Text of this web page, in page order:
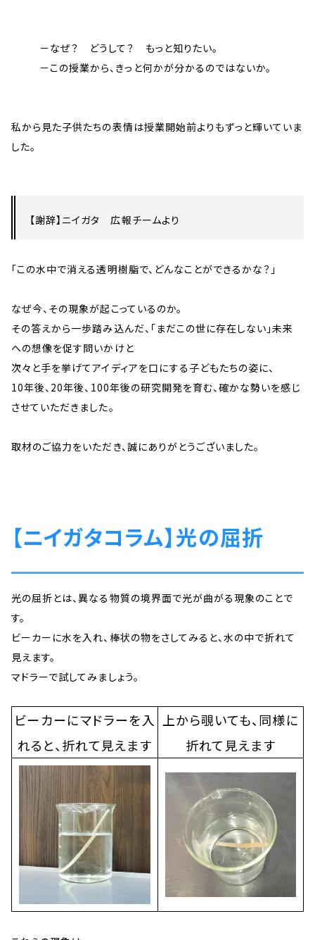
－なぜ？ どうして？ もっと知りたい。
－この授業から、きっと何かが分かるのではないか。
私から見た子供たちの表情は授業開始前よりもずっと輝いていま
した。
【謝辞】ニイガタ 広報チームより
「この水中で消える透明樹脂で、どんなことができるかな？」
なぜ今、その現象が起こっているのか。
その答えから一歩踏み込んだ、「まだこの世に存在しない」未来
への想像を促す問いかけと
次々と手を挙げてアイディアを口にする子どもたちの姿に、
10年後、20年後、100年後の研究開発を育む、確かな勢いを感じ
させていただきました。
取材のご協力をいただき、誠にありがとうございました。
【ニイガタコラム】光の屈折
光の屈折とは、異なる物質の境界面で光が曲がる現象のことで
す。
ビーカーに水を入れ、棒状の物をさしてみると、水の中で折れて
見えます。
マドラーで試してみましょう。
ビーカーにマドラーを入
れると、折れて見えます
上から覗いても、同様に
折れて見えます